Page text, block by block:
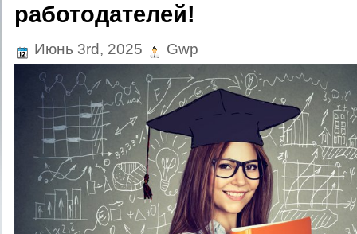
работодателей!
Июнь 3rd, 2025 Gwp